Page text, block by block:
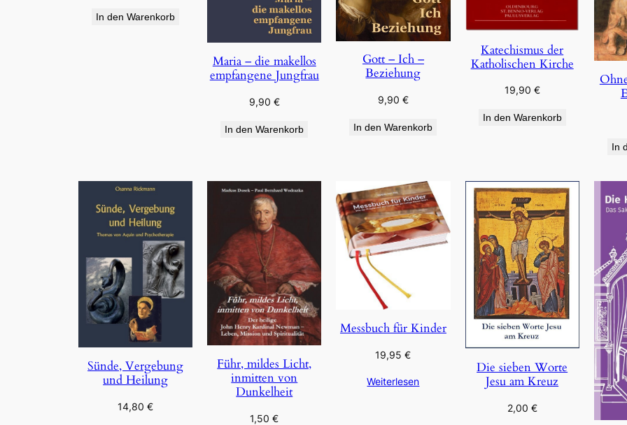
In den Warenkorb
Maria – die makellos
empfangene Jungfrau
9,90 €
In den Warenkorb
Gott – Ich –
Beziehung
9,90 €
In den Warenkorb
Katechismus der
Katholischen Kirche
19,90 €
In den Warenkorb
In
Sünde, Vergebung
und Heilung
14,80€
Führ, mildes Licht,
inmitten von
Dunkelheit
1,50€
Messbuch für Kinder
19,95€
Weiterlesen
Die sieben Worte
Jesu am Kreuz
2,00 €